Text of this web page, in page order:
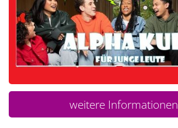
weitere Informationen